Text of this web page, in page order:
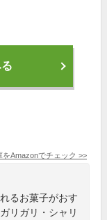
をAmazonでチェック >>
るお菓子がおす
リガリ・シャリ